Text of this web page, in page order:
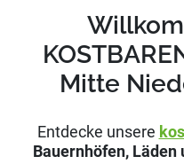
Mitte
Entdecke unsere
Bauernhöfen,